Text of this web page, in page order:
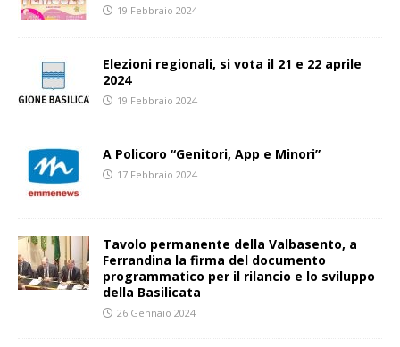
19 Febbraio 2024
Elezioni regionali, si vota il 21 e 22 aprile
2024
19 Febbraio 2024
A Policoro “Genitori, App e Minori”
17 Febbraio 2024
Tavolo permanente della Valbasento, a
Ferrandina la firma del documento
programmatico per il rilancio e lo sviluppo
della Basilicata
26 Gennaio 2024